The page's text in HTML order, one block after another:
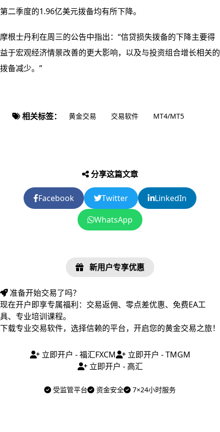
第二季度的1.96亿美元拨备均有所下降。
摩根士丹利在周三的公告中指出：“信贷损失拨备的下降主要得
益于宏观经济情景改善的更大影响，以及与投资组合增长相关的
拨备减少。”
相关标签： 黄金交易 交易软件 MT4/MT5
分享这篇文章
Facebook Twitter
LinkedIn
WhatsApp
新用户专享优惠
准备开始交易了吗？
现在开户即享专属福利：交易返佣、零点差优惠、免费EA工
具、专业培训课程。
下载专业交易软件，选择信赖的平台，开启您的黄金交易之旅！
立即开户 - 福汇FXCM
立即开户 - TMGM
立即开户 - 高汇
受监管平台 资金安全 7×24小时服务